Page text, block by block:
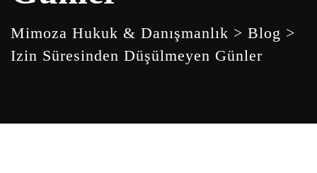
Mimoza Hukuk & Danışmanlık > Blog >
Izin Süresinden Düşülmeyen Günler